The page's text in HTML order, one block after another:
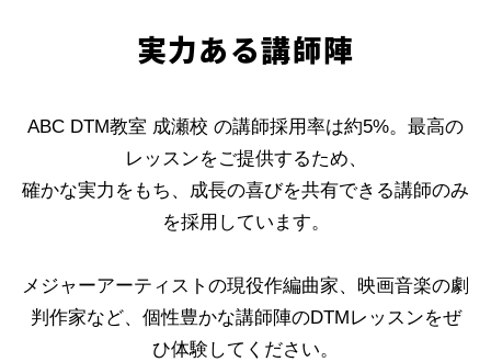
実力ある講師陣
ABC DTM教室 成瀬校 の講師採用率は約5%。最高の
レッスンをご提供するため、
確かな実力をもち、成長の喜びを共有できる講師のみ
を採用しています。
メジャーアーティストの現役作編曲家、映画音楽の劇
判作家など、個性豊かな講師陣のDTMレッスンをぜ
ひ体験してください。